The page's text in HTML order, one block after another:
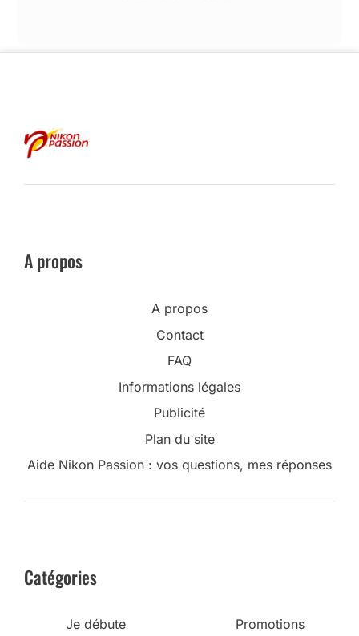
A propos
A propos
Contact
FAQ
Informations légales
Publicité
Plan du site
Aide Nikon Passion : vos questions, mes réponses
Catégories
Je débute
Promotions